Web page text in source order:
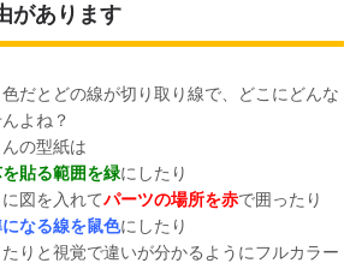
があります
だとどの線が切り取り線で、どこにどんな
よね？
の型紙は
貼る範囲を緑にしたり
図を入れてパーツの場所を赤で囲ったり
なる線を鼠色にしたり
りと視覚で違いが分かるようにフルカラー